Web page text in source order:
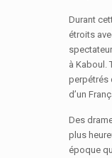
Durant
étroits
à Kaboul.
perpétrés
d’un
Des
plus
époque